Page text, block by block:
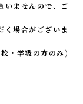
いませんので、ご
く場合がございま
・学級の方のみ)